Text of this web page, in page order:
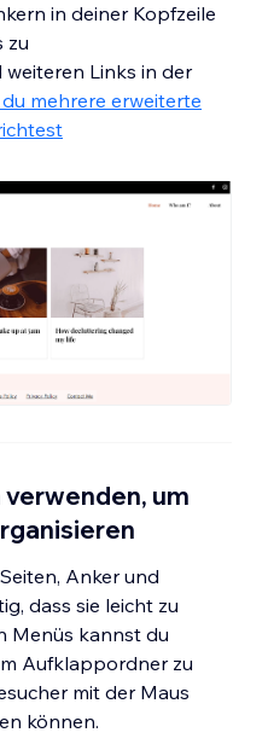
in deiner Kopfzeile
zu
Links in der
mehrere erweiterte
um
Anker und
dass sie leicht zu
Menüs kannst du
Aufklappordner zu
mit der Maus
können.